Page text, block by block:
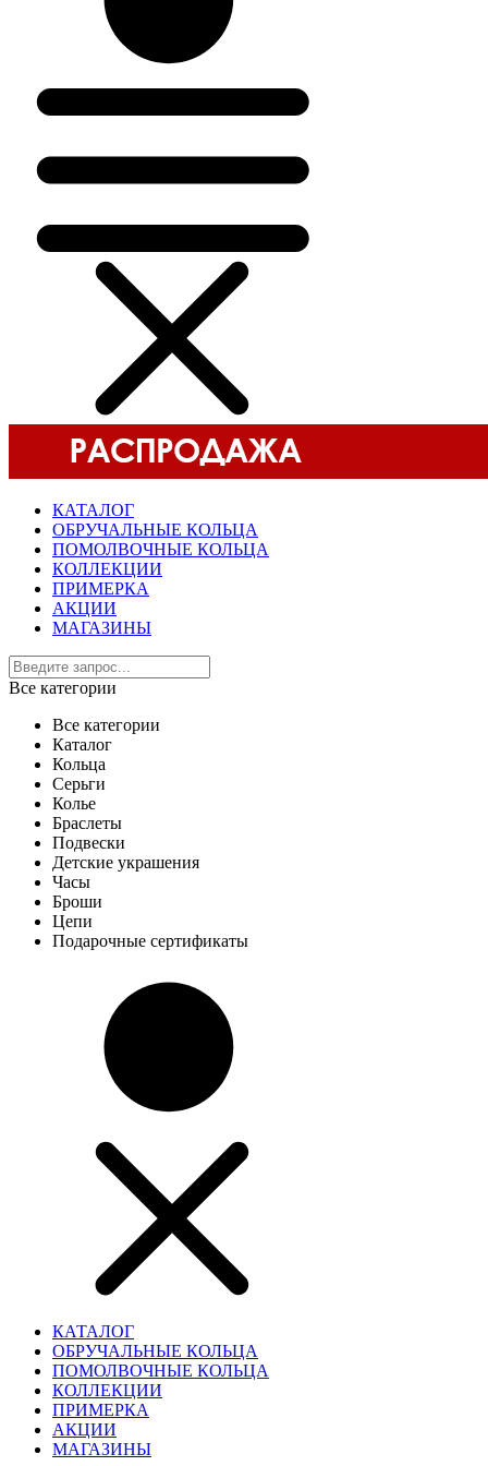
КАТАЛОГ
ОБРУЧАЛЬНЫЕ КОЛЬЦА
ПОМОЛВОЧНЫЕ КОЛЬЦА
КОЛЛЕКЦИИ
ПРИМЕРКА
АКЦИИ
МАГАЗИНЫ
Все категории
Все категории
Каталог
Кольца
Серьги
Колье
Браслеты
Подвески
Детские украшения
Часы
Броши
Цепи
Подарочные сертификаты
КАТАЛОГ
ОБРУЧАЛЬНЫЕ КОЛЬЦА
ПОМОЛВОЧНЫЕ КОЛЬЦА
КОЛЛЕКЦИИ
ПРИМЕРКА
АКЦИИ
МАГАЗИНЫ